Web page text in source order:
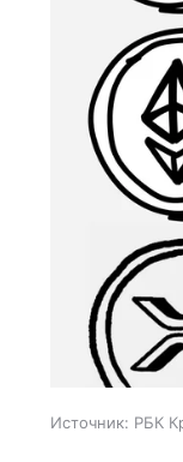
Источник: РБК